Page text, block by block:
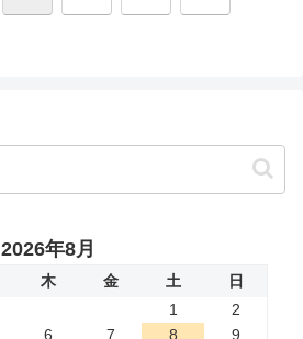
2026年8月
木 金 土
日
1
2
6 7 8 9